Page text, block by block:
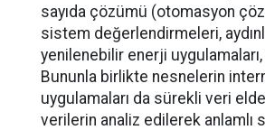
sayıda çözümü (otomasyon
sistem değerlendirmeleri,
yenilenebilir enerji
Bununla birlikte nesnelerin
uygulamaları da sürekli veri
verilerin analiz edilerek anlamlı